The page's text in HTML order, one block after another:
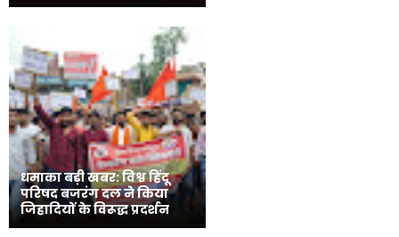
धमाका बड़ी खबर: विश्व हिंदू
परिषद बजरंग दल ने किया
जिहादियों के विरूद्ध प्रदर्शन